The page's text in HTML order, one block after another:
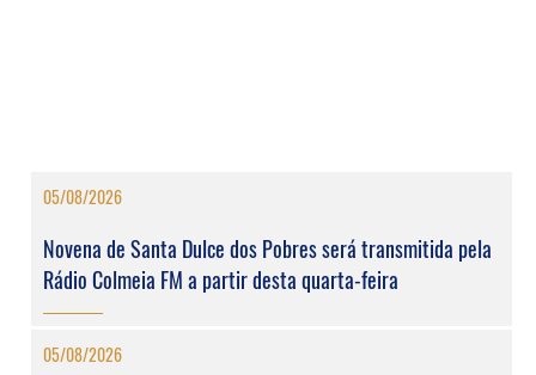
05/08/2026
Novena de Santa Dulce dos Pobres será transmitida pela
Rádio Colmeia FM a partir desta quarta-feira
05/08/2026